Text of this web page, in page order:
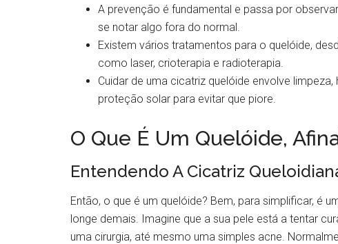
A prevenção é fundamental e passa por
se notar algo fora do normal.
Existem vários tratamentos para o quelóide,
como laser, crioterapia e radioterapia.
Cuidar de uma cicatriz quelóide envolve
proteção solar para evitar que piore.
O Que É Um Quelóide,
Entendendo A Cicatriz
Então, o que é um quelóide? Bem, para simplificar, é
longe demais. Imagine que a sua pele está a tentar
uma cirurgia, até mesmo uma simples acne.